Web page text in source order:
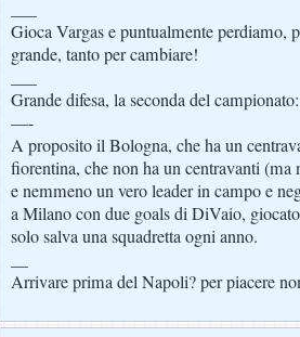
Gioca Vargas e puntualmente perdiamo,
grande, tanto per cambiare!
Grande difesa, la seconda del campionato:
—-
A proposito il Bologna, che ha un
fiorentina, che non ha un centravanti (ma
e nemmeno un vero leader in campo e
a Milano con due goals di DiVaio,
solo salva una squadretta ogni anno.
Arrivare prima del Napoli? per piacere